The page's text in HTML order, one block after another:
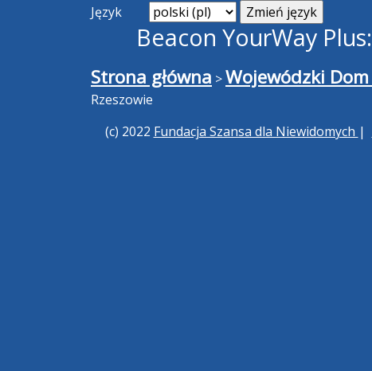
Język
Beacon YourWay
Strona główna >Wojewódzki
Rzeszowie
(c) 2022 Fundacja Szansa dla Niewidomych |